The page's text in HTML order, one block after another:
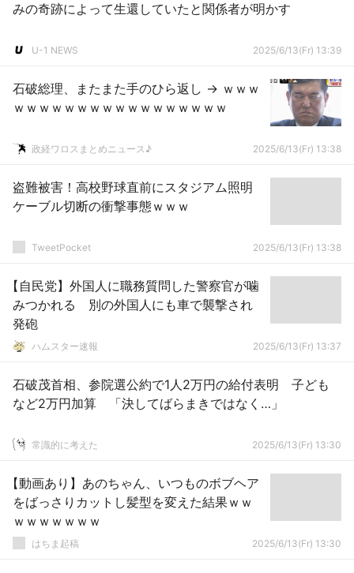
みの奇跡によって生還していたと関係者が明かす
U-1 NEWS 2025/6/13(Fr) 13:39
石破総理、またまた手のひら返し → ｗｗｗ
ｗｗｗｗｗｗｗｗｗｗｗｗｗｗｗｗｗ
政経ワロスまとめニュース♪ 2025/6/13(Fr) 13:38
盗難被害！高校野球直前にスタジアム照明
ケーブル切断の衝撃事態ｗｗｗ
TweetPocket 2025/6/13(Fr) 13:38
【自民党】外国人に職務質問した警察官が噛
みつかれる 別の外国人にも車で襲撃され
発砲
ハムスター速報 2025/6/13(Fr) 13:37
石破茂首相、参院選公約で1人2万円の給付表明 子ども
など2万円加算 「決してばらまきではなく…」
常識的に考えた 2025/6/13(Fr) 13:30
【動画あり】あのちゃん、いつものボブヘア
をばっさりカットし髪型を変えた結果ｗｗ
ｗｗｗｗｗｗｗ
はちま起稿 2025/6/13(Fr) 13:30